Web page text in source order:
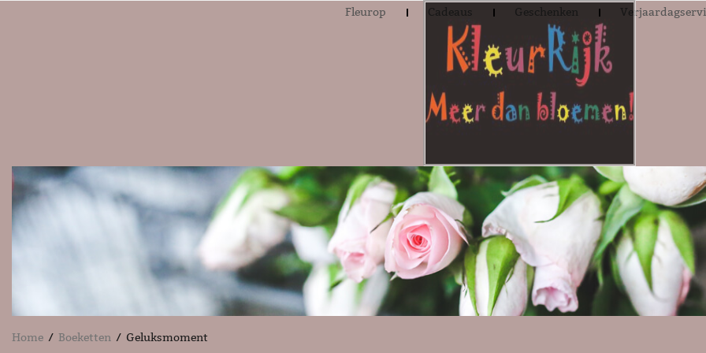
Fleurop Cadeaus Geschenken
Home / Boeketten / Geluksmoment